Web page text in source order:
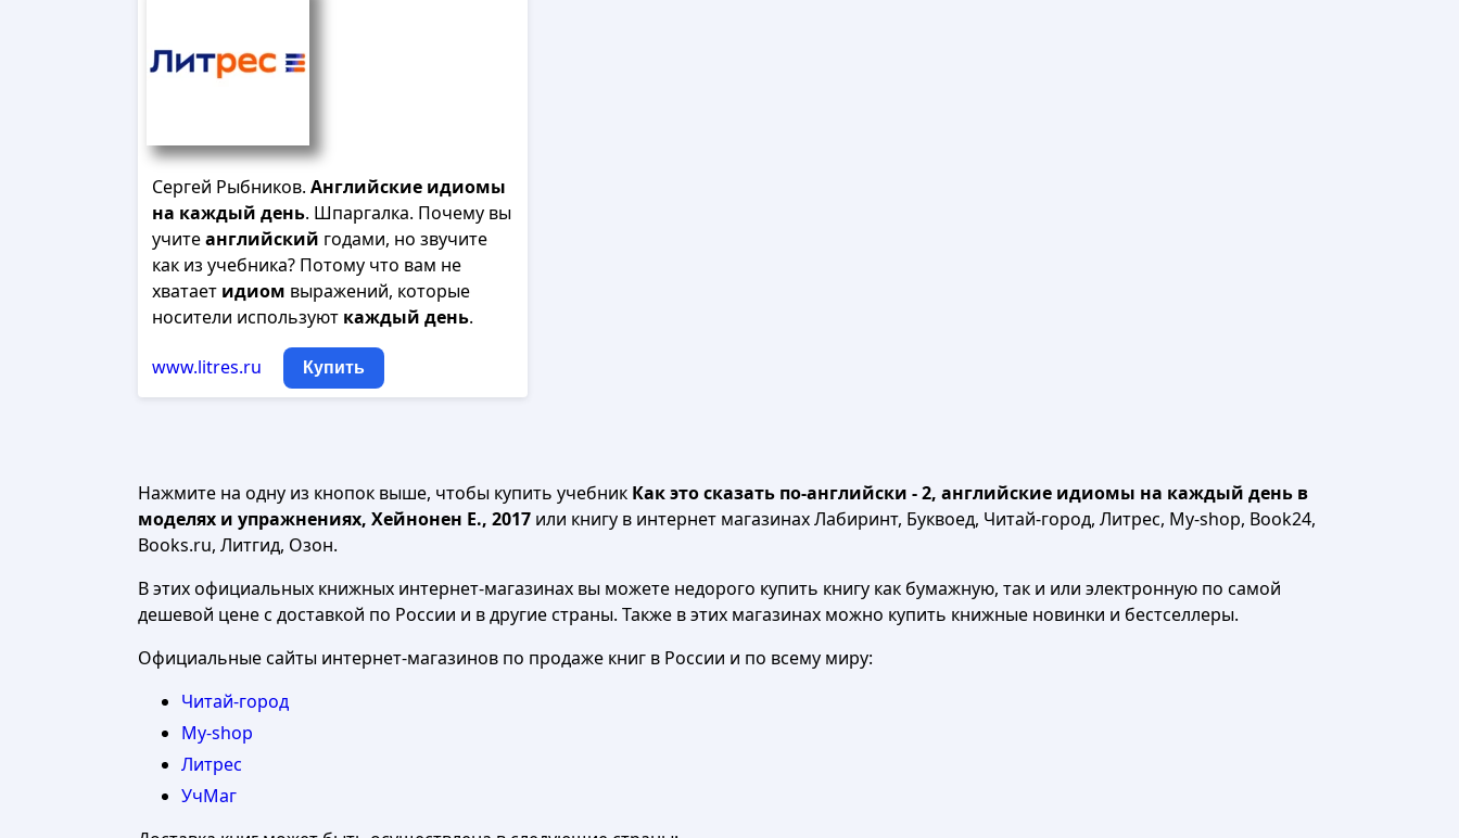
Сергей Рыбников. Английские идиомы
на каждый день. Шпаргалка. Почему вы
учитеанглийский годами, но звучите
как из учебника? Потому что вам не
хватает идиом выражений, которые
носители используют каждый день.
www.litres.ru Купить
Нажмите на одну из кнопок выше, чтобы купить учебник Как это сказать по-английски - 2, английские идиомы на каждый день в
моделях и упражнениях, Хейнонен Е., 2017 или книгу в интернет магазинах Лабиринт, Буквоед, Читай-город, Литрес, My-shop, Book24,
Books.ru, Литгид, Озон.
В этих официальных книжных интернет-магазинах вы можете недорого купить книгу как бумажную, так и или электронную по самой
дешевой цене с доставкой по России и в другие страны. Также в этих магазинах можно купить книжные новинки и бестселлеры.
Официальные сайты интернет-магазинов по продаже книг в России и по всему миру:
Читай-город
My-shop
Литрес
УчМаг